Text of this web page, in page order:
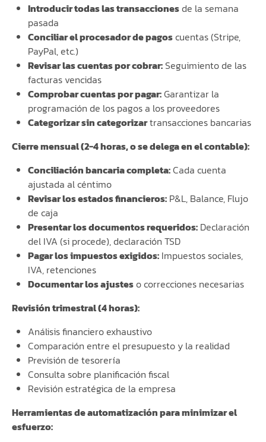
Introducir todas las transaccionesde la semana
pasada
Conciliar el procesador de pagoscuentas (Stripe,
PayPal, etc.)
Revisar las cuentas por cobrar: Seguimiento de las
facturas vencidas
Comprobar cuentas por pagar:Garantizar la
programación de los pagos a los proveedores
Categorizar sin categorizartransacciones bancarias
Cierre mensual (2-4 horas, o se delega en el contable):
Conciliación bancaria completa:Cada cuenta
ajustada al céntimo
Revisar los estados financieros: P&L, Balance, Flujo
de caja
Presentar los documentos requeridos: Declaración
del IVA (si procede), declaración TSD
Pagar los impuestos exigidos: Impuestos sociales,
IVA, retenciones
Documentar los ajusteso correcciones necesarias
Revisión trimestral (4 horas):
Análisis financiero exhaustivo
Comparación entre el presupuesto y la realidad
Previsión de tesorería
Consulta sobre planificación fiscal
Revisión estratégica de la empresa
Herramientas de automatización para minimizar el
esfuerzo: